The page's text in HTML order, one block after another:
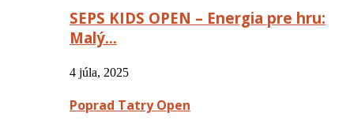
SEPS KIDS OPEN – Energia pre hru:
Malý…
4 júla, 2025
Poprad Tatry Open